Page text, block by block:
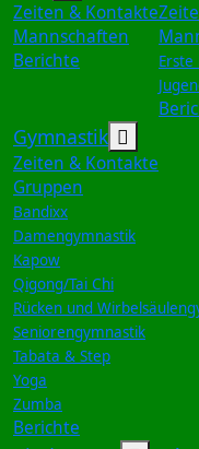
Zeiten & Kontakte
Mannschaften
Berichte
Gymnastik
Zeiten & Kontakte
Gruppen
Bandixx
Damengymnastik
Kapow
Qigong/Tai Chi
Rücken und
Seniorengymnastik
Tabata & Step
Yoga
Zumba
Berichte